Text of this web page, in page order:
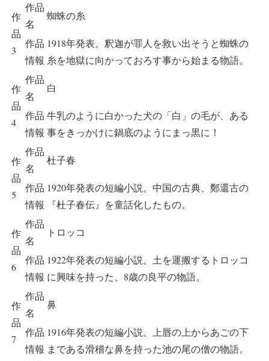
作
品
3
作品
名
蜘蛛の糸
作品
情報
1918年発表。釈迦が罪人を救い出そうと蜘蛛の
糸を地獄に向かっておろす事から始まる物語。
作
品
4
作品
名
白
作品
情報
牛乳のように白かった犬の「白」の毛が、ある
事をきっかけに鍋底のようにまっ黒に！
作
品
5
作品
名
杜子春
作品
情報
1920年発表の短編小説。中国の古典、鄭還古の
『杜子春伝』を童話化したもの。
作
品
6
作品
名
トロッコ
作品
情報
1922年発表の短編小説。土を運搬するトロッコ
に興味を持った、8歳の良平の物語。
作
品
7
作品
名
鼻
作品
情報
1916年発表の短編小説。上唇の上からあごの下
まである滑稽な鼻を持った池の尾の僧の物語。